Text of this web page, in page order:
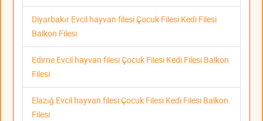
Diyarbakır Evcil hayvan filesi Çocuk Filesi Kedi Filesi
Balkon Filesi
Edirne Evcil hayvan filesi Çocuk Filesi Kedi Filesi Balkon
Filesi
Elazığ Evcil hayvan filesi Çocuk Filesi Kedi Filesi Balkon
Filesi